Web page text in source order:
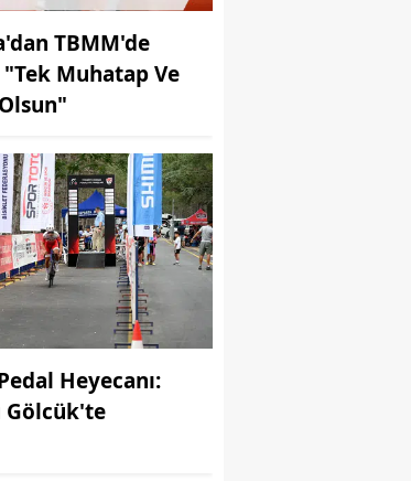
TBMM'de
"Tek Muhatap Ve
Heyecanı:
Gölcük'te